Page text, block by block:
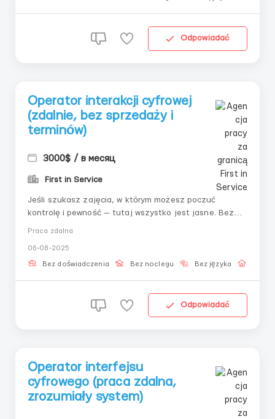
Odpowiadać
Operator interakcji cyfrowej
(zdalnie, bez sprzedaży i
terminów)
3000$ / в месяц
First in Service
Jeśli szukasz zajęcia, w którym możesz poczuć
kontrolę i pewność — tutaj wszystko jest jasne. Bez
systemem– Postępować zgodnie z instrukcjami–
Wykonywać kroki ręcznie– Po...
Praca zdalna
06-08-2025
Bez doświadczenia Bez noclegu Bez języka
Odpowiadać
Operator interfejsu
cyfrowego (praca zdalna,
zrozumiały system)